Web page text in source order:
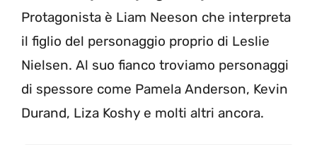
Protagonista è Liam Neeson che interpreta
il figlio del personaggio proprio di Leslie
Nielsen. Al suo fianco troviamo personaggi
di spessore come Pamela Anderson, Kevin
Durand, Liza Koshy e molti altri ancora.